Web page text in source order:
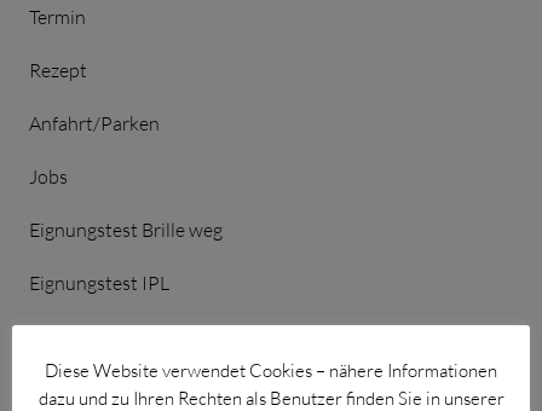
für Grauer Star
für Diabetiker
für Netzhaut + Makula
bei hohem Blutdruck
für Hornhaut/Keratokonus
Termin
Rezept
Anfahrt/Parken
Jobs
Eignungstest Brille weg
Eignungstest IPL
HILFE
Diese Website verwendet Cookies – nähere Informationen
dazu und zu Ihren Rechten als Benutzer finden Sie in unserer